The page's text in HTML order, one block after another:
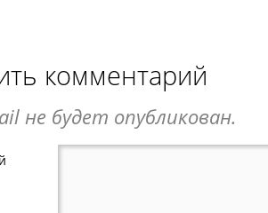
комментарий
не будет опубликован.